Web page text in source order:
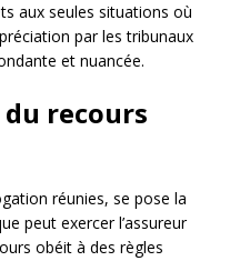
aux seules situations où
par les tribunaux
et nuancée.
recours
réunies, se pose la
peut exercer l’assureur
obéit à des règles